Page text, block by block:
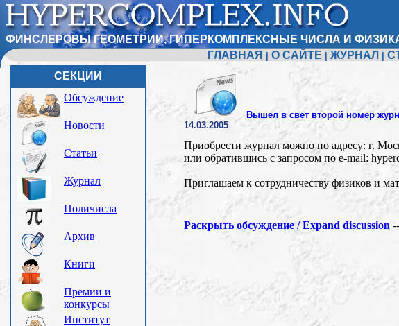
ФИНСЛЕРОВЫ ГЕОМЕТРИИ, ГИПЕРКОМПЛЕКСНЫЕ ЧИСЛА И
ГЛАВНАЯ
О САЙТЕ ЖУРНАЛ
СЕКЦИИ
Обсуждение
Новости
Статьи
Журнал
Поличисла
Архив
Книги
Премии и
конкурсы
Институт
Вышел в свет второй номер
14.03.2005
Приобрести журнал можно по адресу: г.
или обратившись с запросом по e-mail:
Приглашаем к сотрудничеству физиков и
Раскрыть обсуждение / Expand discussion